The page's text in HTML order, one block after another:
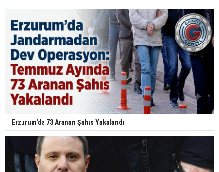
Erzurum'da 73 Aranan Şahıs Yakalandı